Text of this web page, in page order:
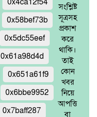
0x58bef73b
0x5dc55eef
0x61a98d4d
0x651a61f9
0x6bbe9952
0x7baff287
সংশ্লিষ্ট
সূত্রসহ
প্রকাশ
করে
থাকি।
তাই
কোন
খবর
নিয়ে
আপত্তি
বা